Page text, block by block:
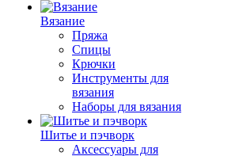
Вязание
Пряжа
Спицы
Крючки
Инструменты для
вязания
Наборы для вязания
Шитье и пэчворк
Аксессуары для